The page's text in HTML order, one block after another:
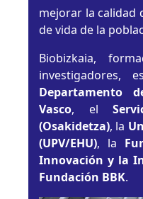
mejorar la calidad
de vida de la
Biobizkaia,
investigadores,
Departamento
Vasco, el
(Osakidetza), la
(UPV/EHU), la
Innovación y la
Fundación BBK.